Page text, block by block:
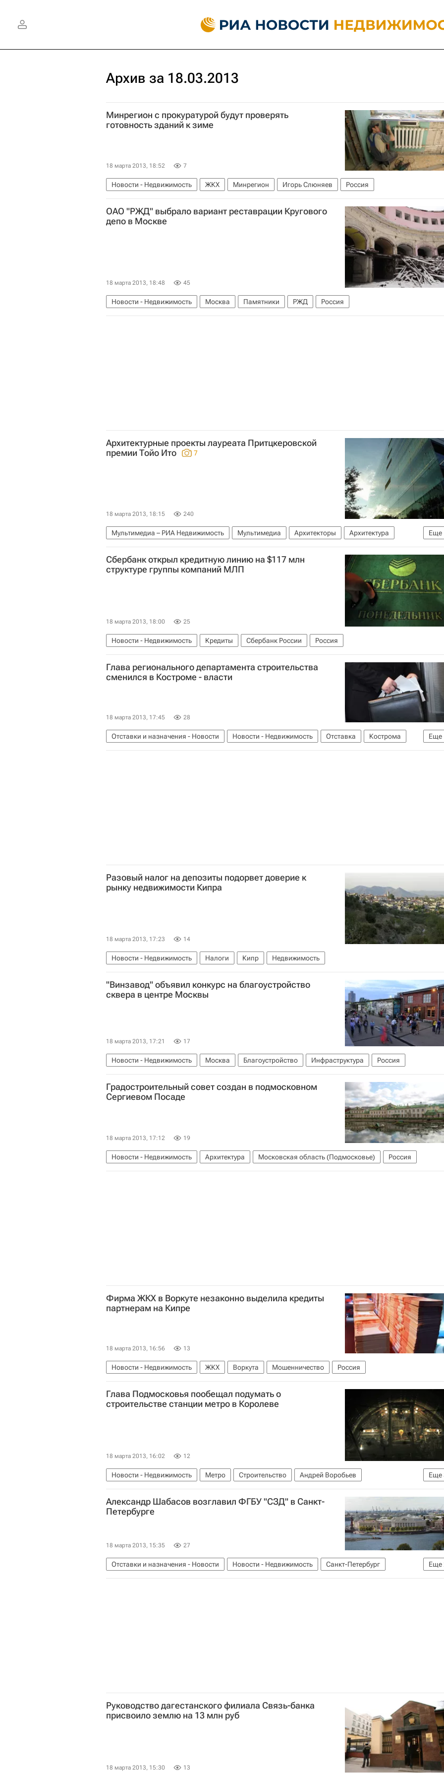
Архив за 18.03.2013
Минрегион с прокуратурой будут проверять
готовность зданий к зиме
18 марта 2013, 18:52 7
Новости - Недвижимость ЖКХ Минрегион Игорь Слюняев Россия
ОАО "РЖД" выбрало вариант реставрации Кругового
депо в Москве
18 марта 2013, 18:48 45
Новости - Недвижимость Москва Памятники РЖД Россия
Архитектурные проекты лауреата Притцкеровской
премии Тойо Ито
7
18 марта 2013, 18:15 240
Еще
Мультимедиа – РИА Недвижимость Мультимедиа Архитекторы
Архитектура
Недвижимость
Сбербанк открыл кредитную линию на $117 млн
структуре группы компаний МЛП
18 марта 2013, 18:00 25
Новости - Недвижимость Кредиты Сбербанк России Россия
Глава регионального департамента строительства
сменился в Костроме - власти
18 марта 2013, 17:45 28
Еще
Отставки и назначения - Новости Новости - Недвижимость Отставка
Кострома
Россия
Разовый налог на депозиты подорвет доверие к
рынку недвижимости Кипра
18 марта 2013, 17:23 14
Новости - Недвижимость Налоги Кипр Недвижимость
"Винзавод" объявил конкурс на благоустройство
сквера в центре Москвы
18 марта 2013, 17:21 17
Новости - Недвижимость Москва Благоустройство Инфраструктура Россия
Градостроительный совет создан в подмосковном
Сергиевом Посаде
18 марта 2013, 17:12 19
Новости - Недвижимость Архитектура Московская область (Подмосковье) Россия
Фирма ЖКХ в Воркуте незаконно выделила кредиты
партнерам на Кипре
18 марта 2013, 16:56 13
Новости - Недвижимость ЖКХ Воркута Мошенничество Россия
Глава Подмосковья пообещал подумать о
строительстве станции метро в Королеве
18 марта 2013, 16:02 12
Еще
Новости - Недвижимость Метро Строительство
Андрей Воробьев
Инфраструктура
Московская область (Подмосковье) Россия
Александр Шабасов возглавил ФГБУ "СЗД" в Санкт-
Петербурге
18 марта 2013, 15:35 27
Еще
Отставки и назначения - Новости Новости - Недвижимость
Санкт-Петербург
Назначения
Россия
Руководство дагестанского филиала Связь-банка
присвоило землю на 13 млн руб
18 марта 2013, 15:30 13